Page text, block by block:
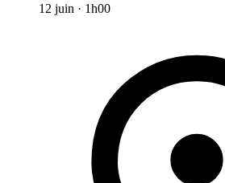
12 juin · 1h00